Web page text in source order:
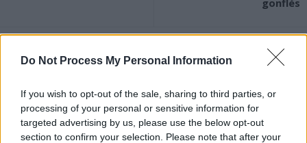
Do Not Process My Personal Information
If you wish to opt-out of the sale, sharing to third parties, or
processing of your personal or sensitive information for
targeted advertising by us, please use the below opt-out
section to confirm your selection. Please note that after your
News Santé
https://news-sante.fr